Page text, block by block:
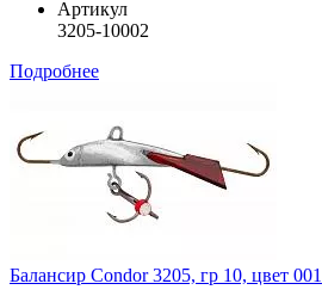
Артикул
3205-10002
Подробнее
Балансир Condor 3205, гр 10, цвет 001